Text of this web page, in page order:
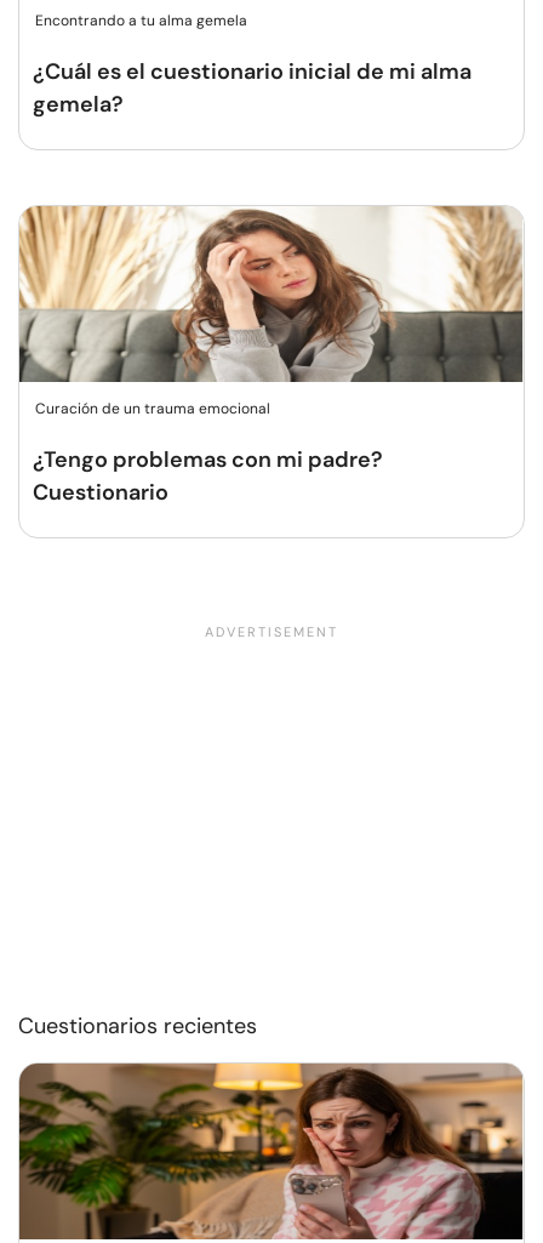
Encontrando a tu alma gemela
¿Cuál es el cuestionario inicial de mi alma
gemela?
Curación de un trauma emocional
¿Tengo problemas con mi padre?
Cuestionario
Cuestionarios recientes